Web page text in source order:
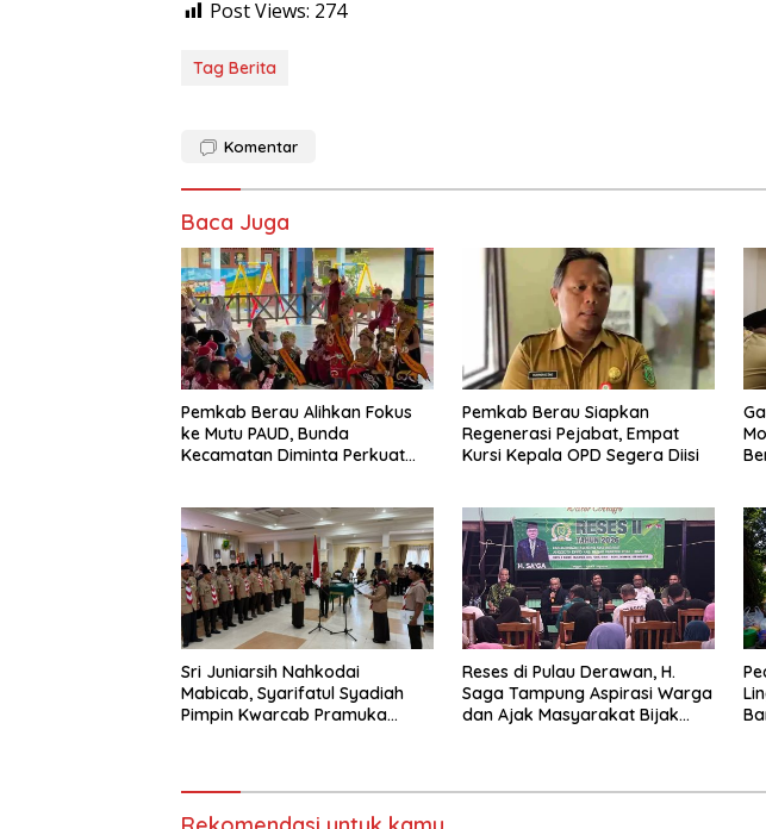
Post Views: 274
Tag Berita
Komentar
Baca Juga
Pemkab Berau Alihkan Fokus
ke Mutu PAUD, Bunda
Kecamatan Diminta Perkuat
Pemkab Berau Siapkan
Regenerasi Pejabat, Empat
Kursi Kepala OPD Segera Diisi
Sri Juniarsih Nahkodai
Mabicab, Syarifatul Syadiah
Pimpin Kwarcab Pramuka
Reses di Pulau Derawan, H.
Saga Tampung Aspirasi Warga
dan Ajak Masyarakat Bijak